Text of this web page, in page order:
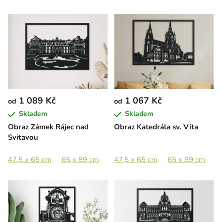
Obraz Zámek Rájec nad
Svitavou
od 1 089 Kč
Skladem
47,5 x 65 cm 65 x 89 cm 89 x 122 cm
Obraz Katedrála sv. Víta
od 1 067 Kč
Skladem
47,5 x 65 cm 65 x 89 cm